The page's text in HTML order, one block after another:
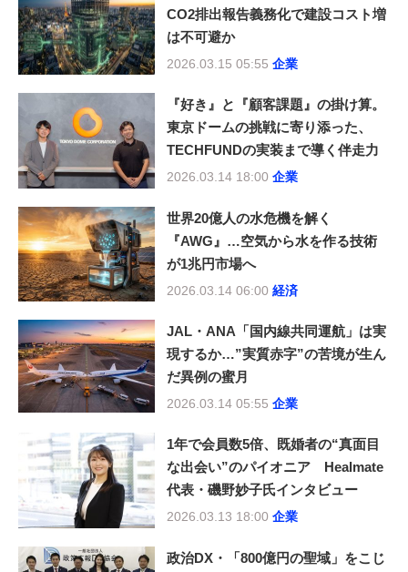
CO2排出報告義務化で建設コスト増
は不可避か
2026.03.15 05:55 企業
『好き』と『顧客課題』の掛け算。
東京ドームの挑戦に寄り添った、
TECHFUNDの実装まで導く伴走力
2026.03.14 18:00 企業
世界20億人の水危機を解く
『AWG』…空気から水を作る技術
が1兆円市場へ
2026.03.14 06:00 経済
JAL・ANA「国内線共同運航」は実
現するか…”実質赤字”の苦境が生ん
だ異例の蜜月
2026.03.14 05:55 企業
1年で会員数5倍、既婚者の“真面目
な出会い”のパイオニア Healmate
代表・磯野妙子氏インタビュー
2026.03.13 18:00 企業
政治DX・「800億円の聖域」をこじ